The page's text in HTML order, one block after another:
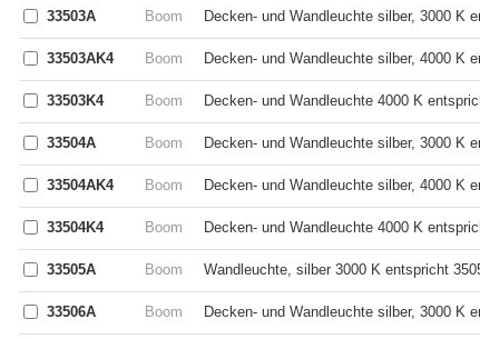
33503A Boom Decken- und Wandleuchte silber, 3000 K
33503AK4 Boom Decken- und Wandleuchte silber, 4000 K
33503K4 Boom Decken- und Wandleuchte 4000 K
33504A Boom Decken- und Wandleuchte silber, 3000 K
33504AK4 Boom Decken- und Wandleuchte silber, 4000 K
33504K4 Boom Decken- und Wandleuchte 4000 K
33505A Boom Wandleuchte, silber 3000 K entspricht
33506A Boom Decken- und Wandleuchte silber, 3000 K